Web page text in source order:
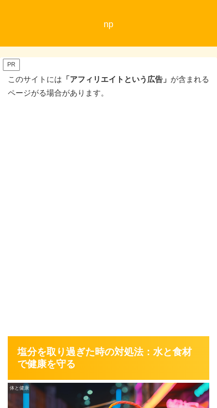
np
PR
このサイトには 「アフィリエイトという広告」 が含まれる
ページがる場合があります。
塩分を取り過ぎた時の対処法：水と食材
で健康を守る
体と健康